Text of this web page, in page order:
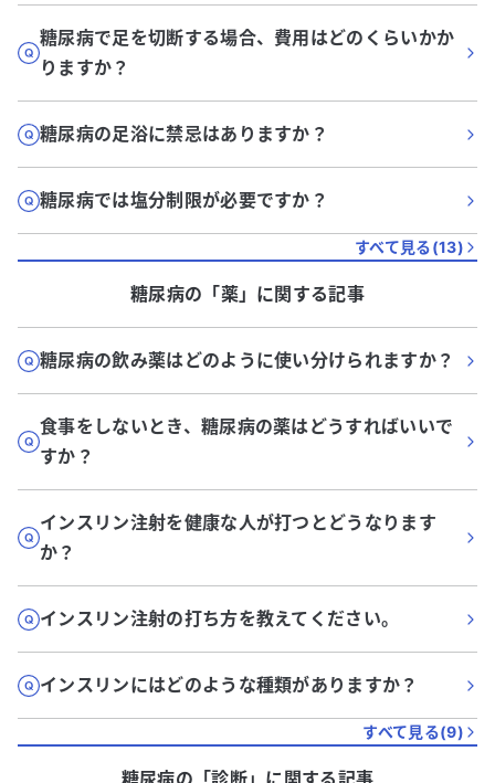
糖尿病で足を切断する場合、費用はどのくらいかか
りますか？
糖尿病の足浴に禁忌はありますか？
糖尿病では塩分制限が必要ですか？
すべて見る(13)
糖尿病の「薬」に関する記事
糖尿病の飲み薬はどのように使い分けられますか？
食事をしないとき、糖尿病の薬はどうすればいいで
すか？
インスリン注射を健康な人が打つとどうなります
か？
インスリン注射の打ち方を教えてください。
インスリンにはどのような種類がありますか？
すべて見る(9)
糖尿病の「診断」に関する記事